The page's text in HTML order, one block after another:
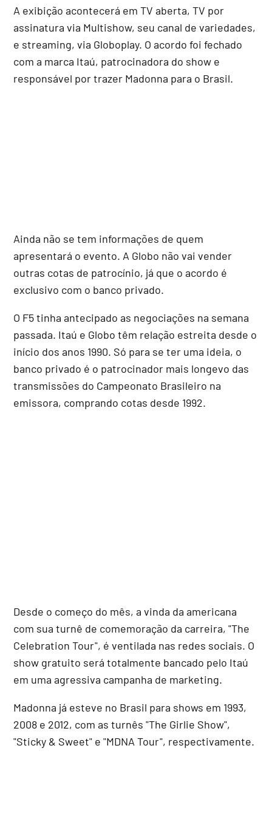
A exibição acontecerá em TV aberta, TV por
assinatura via Multishow, seu canal de variedades,
e streaming, via Globoplay. O acordo foi fechado
com a marca Itaú, patrocinadora do show e
responsável por trazer Madonna para o Brasil.
Ainda não se tem informações de quem
apresentará o evento. A Globo não vai vender
outras cotas de patrocínio, já que o acordo é
exclusivo com o banco privado.
O F5 tinha antecipado as negociações na semana
passada. Itaú e Globo têm relação estreita desde o
início dos anos 1990. Só para se ter uma ideia, o
banco privado é o patrocinador mais longevo das
transmissões do Campeonato Brasileiro na
emissora, comprando cotas desde 1992.
Desde o começo do mês, a vinda da americana
com sua turnê de comemoração da carreira, "The
Celebration Tour", é ventilada nas redes sociais. O
show gratuito será totalmente bancado pelo Itaú
em uma agressiva campanha de marketing.
Madonna já esteve no Brasil para shows em 1993,
2008 e 2012, com as turnês "The Girlie Show",
"Sticky & Sweet" e "MDNA Tour", respectivamente.